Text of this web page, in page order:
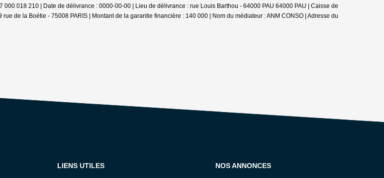
000 018 210 | Date de délivrance : 0000-00-00 | Lieu de délivrance : rue Louis Barthou - 64000 PAU 64000 PAU | Caisse de
de la Boétie - 75008 PARIS | Montant de la garantie financière : 140 000 | Nom du médiateur : ANM CONSO | Adresse du
LIENS UTILES NOS ANNONCES